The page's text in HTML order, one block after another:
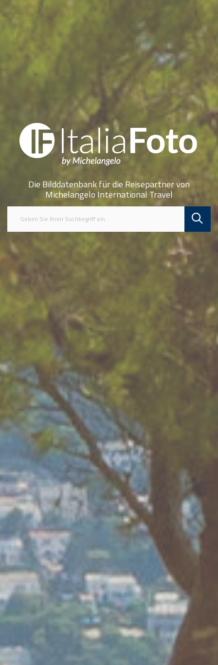
Die Bilddatenbank für die Reisepartner von
Michelangelo International Travel